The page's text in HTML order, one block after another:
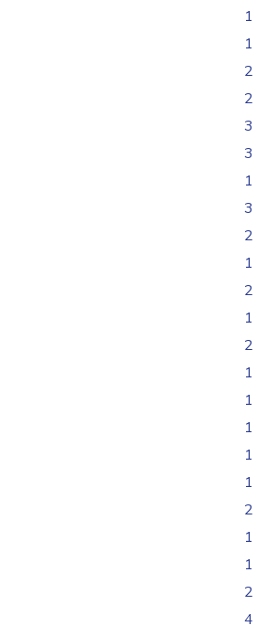
1
1
2
2
3
3
1
3
2
1
2
1
2
1
1
1
1
1
2
1
1
2
4